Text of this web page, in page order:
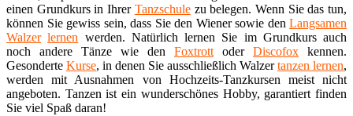
einen Grundkurs in Ihrer Tanzschulezu belegen. Wenn Sie das tun,
können Sie gewiss sein, dass Sie den Wiener sowie den Langsamen
Walzer lernen werden. Natürlich lernen Sie im Grundkurs auch
noch andere Tänze wie den Foxtrott oder Discofox kennen.
Gesonderte Kurse, in denen Sie ausschließlich Walzertanzen lernen,
werden mit Ausnahmen von Hochzeits-Tanzkursen meist nicht
angeboten. Tanzen ist ein wunderschönes Hobby, garantiert finden
Sie viel Spaß daran!